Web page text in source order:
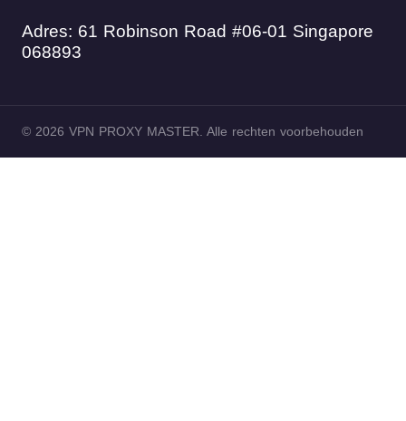
Adres: 61 Robinson Road #06-01 Singapore
068893
© 2026 VPN PROXY MASTER. Alle rechten voorbehouden